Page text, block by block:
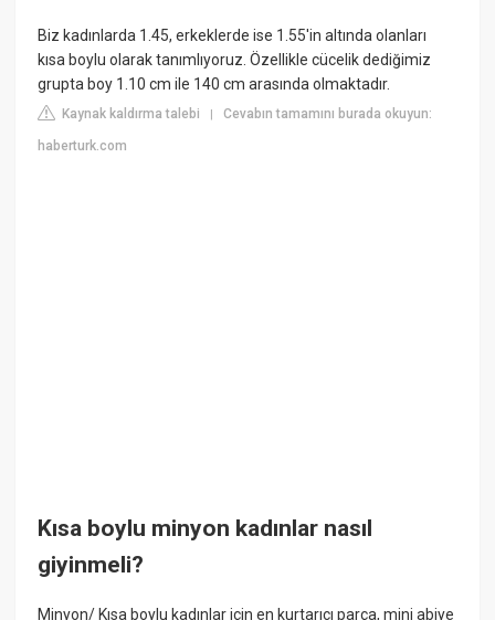
Biz kadınlarda 1.45, erkeklerde ise 1.55'in altında olanları
kısa boylu olarak tanımlıyoruz. Özellikle cücelik dediğimiz
grupta boy 1.10 cm ile 140 cm arasında olmaktadır.
Kaynak kaldırma talebi |Cevabın tamamını burada okuyun:
haberturk.com
Kısa boylu minyon kadınlar nasıl
giyinmeli?
Minyon/ Kısa boylu kadınlar için en kurtarıcı parça, mini abiye